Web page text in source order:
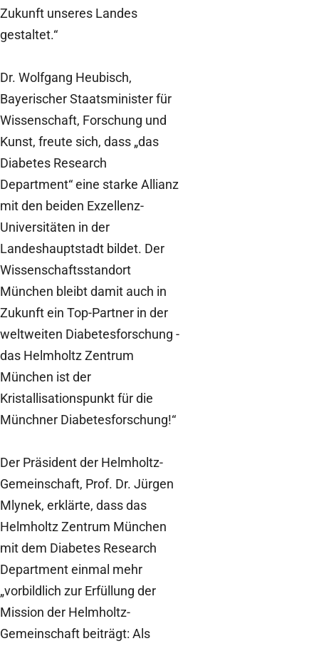
Zukunft unseres Landes
gestaltet.“
Dr. Wolfgang Heubisch,
Bayerischer Staatsminister für
Wissenschaft, Forschung und
Kunst, freute sich, dass „das
Diabetes Research
Department“ eine starke Allianz
mit den beiden Exzellenz-
Universitäten in der
Landeshauptstadt bildet. Der
Wissenschaftsstandort
München bleibt damit auch in
Zukunft ein Top-Partner in der
weltweiten Diabetesforschung -
das Helmholtz Zentrum
München ist der
Kristallisationspunkt für die
Münchner Diabetesforschung!“
Der Präsident der Helmholtz-
Gemeinschaft, Prof. Dr. Jürgen
Mlynek, erklärte, dass das
Helmholtz Zentrum München
mit dem Diabetes Research
Department einmal mehr
„vorbildlich zur Erfüllung der
Mission der Helmholtz-
Gemeinschaft beiträgt: Als